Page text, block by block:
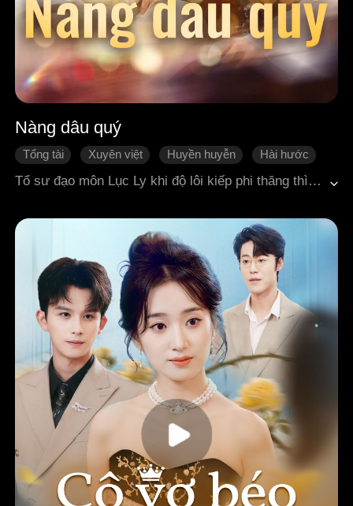
Nàng dâu quý
Tổng tài Xuyên việt Huyền huyễn
Hài hước
Mọi người cưng chiều
Ngôn tình hiện đại
Tổ sư đạo môn Lục Ly khi độ lôi kiếp phi thăng thì ngoài ý muốn xuyên thành nữ phụ ác độc, sắp bị chồng ly hôn.Ngay khi mở màn, cô bị ném thẳng vào mặt một tờ chi phiếu. Không hiểu đầu cua tai nheo gì, Lục Ly trong lòng chỉ âm thầm chê cười bi kịch của nhà Thẩm Quân Việt, nào ngờ lại để cả nhà hắn nghe thấy hết tiếng lòng!Cũng từ đó, dưới sự "giúp đỡ ngoài ý muốn" của Lục Ly, Thẩm Quân Việt thay đổi số phận, lôi ra hung thủ đứng sau màn, và thành công thay đổi toàn bộ kết cục bi thảm của gia đình mình.